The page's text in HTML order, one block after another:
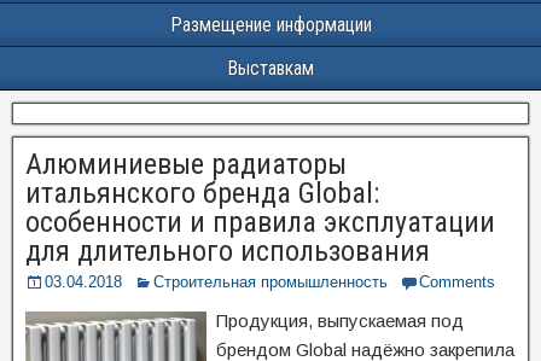
Размещение информации
Выставкам
Алюминиевые радиаторы
итальянского бренда Global:
особенности и правила эксплуатации
для длительного использования
03.04.2018 Строительная промышленность Comments
Продукция, выпускаемая под
брендом Global надёжно закрепила